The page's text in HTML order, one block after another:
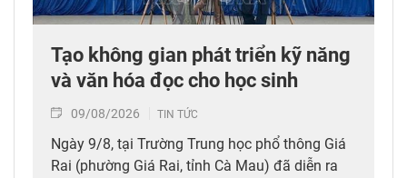
Tạo không gian phát triển kỹ năng
và văn hóa đọc cho học sinh
09/08/2026 TIN TỨC
Ngày 9/8, tại Trường Trung học phổ thông Giá
Rai (phường Giá Rai, tỉnh Cà Mau) đã diễn ra